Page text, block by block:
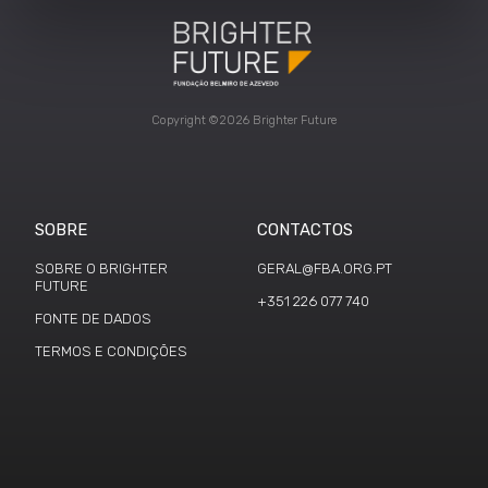
Copyright ©2026 Brighter Future
SOBRE
SOBRE O BRIGHTER
FUTURE
FONTE DE DADOS
TERMOS E CONDIÇÕES
CONTACTOS
GERAL@FBA.ORG.PT
+351 226 077 740